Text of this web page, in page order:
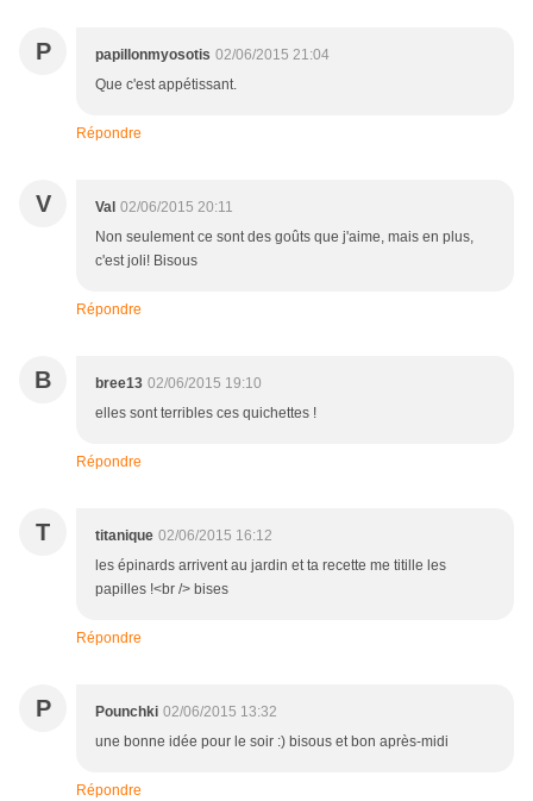
P papillonmyosotis 02/06/2015 21:04
Que c'est appétissant.
Répondre
V Val 02/06/2015 20:11
Non seulement ce sont des goûts que j'aime, mais en plus,
c'est joli! Bisous
Répondre
B bree13 02/06/2015 19:10
elles sont terribles ces quichettes !
Répondre
T titanique 02/06/2015 16:12
les épinards arrivent au jardin et ta recette me titille les
papilles !<br /> bises
Répondre
P Pounchki 02/06/2015 13:32
une bonne idée pour le soir :) bisous et bon après-midi
Répondre